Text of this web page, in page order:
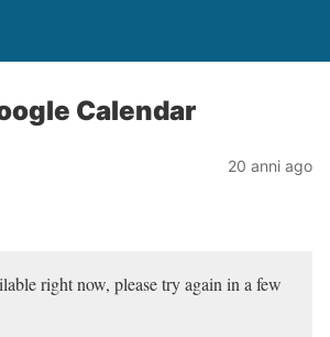
Calendar
20 anni ago
right now, please try again in a few